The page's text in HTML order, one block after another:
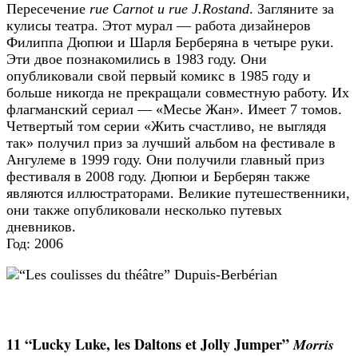
Пересечение rue Carnot и rue J.Rostand. Загляните за
кулисы театра. Этот мурал — работа дизайнеров
Филиппа Дюпюи и Шарля Берберяна в четыре руки.
Эти двое познакомились в 1983 году. Они
опубликовали свой первый комикс в 1985 году и
больше никогда не прекращали совместную работу. Их
флагманский сериал — «Месье Жан». Имеет 7 томов.
Четвертый том серии «Жить счастливо, не выглядя
так» получил приз за лучший альбом на фестивале в
Ангулеме в 1999 году. Они получили главный приз
фестиваля в 2008 году. Дюпюи и Берберян также
являются иллюстраторами. Великие путешественники,
они также опубликовали несколько путевых
дневников.
Год: 2006
11 “Lucky Luke, les Daltons et Jolly Jumper”Morris